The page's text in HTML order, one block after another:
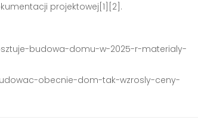
projektowej[1][2].
budowa-domu-w-2025-r-materialy-
obecnie-dom-tak-wzrosly-ceny-